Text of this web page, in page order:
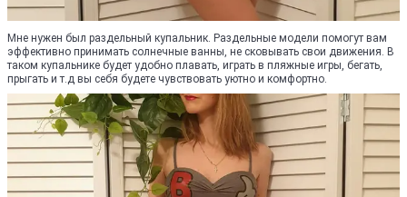
Мне нужен был раздельный купальник. Раздельные модели помогут вам
эффективно принимать солнечные ванны, не сковывать свои движения. В
таком купальнике будет удобно плавать, играть в пляжные игры, бегать,
прыгать и т.д вы себя будете чувствовать уютно и комфортно.